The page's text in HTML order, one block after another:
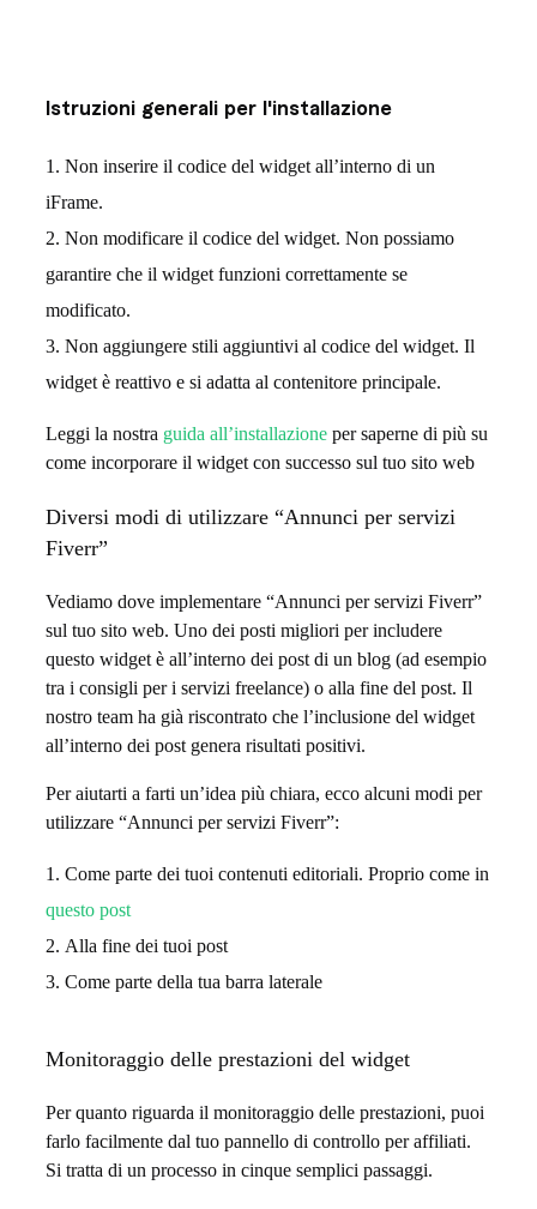
Istruzioni generali per l'installazione
Non inserire il codice del widget all’interno di un
iFrame.
Non modificare il codice del widget. Non possiamo
garantire che il widget funzioni correttamente se
modificato.
Non aggiungere stili aggiuntivi al codice del widget. Il
widget è reattivo e si adatta al contenitore principale.
Leggi la nostra guida all’installazione per saperne di più su
come incorporare il widget con successo sul tuo sito web
Diversi modi di utilizzare “Annunci per servizi
Fiverr”
Vediamo dove implementare “Annunci per servizi Fiverr”
sul tuo sito web. Uno dei posti migliori per includere
questo widget è all’interno dei post di un blog (ad esempio
tra i consigli per i servizi freelance) o alla fine del post. Il
nostro team ha già riscontrato che l’inclusione del widget
all’interno dei post genera risultati positivi.
Per aiutarti a farti un’idea più chiara, ecco alcuni modi per
utilizzare “Annunci per servizi Fiverr”:
Come parte dei tuoi contenuti editoriali. Proprio come in
questo post
Alla fine dei tuoi post
Come parte della tua barra laterale
Monitoraggio delle prestazioni del widget
Per quanto riguarda il monitoraggio delle prestazioni, puoi
farlo facilmente dal tuo pannello di controllo per affiliati.
Si tratta di un processo in cinque semplici passaggi.